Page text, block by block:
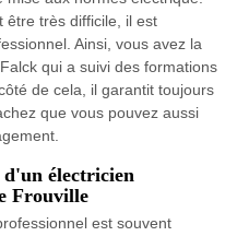
être très difficile, il est
Ainsi, vous avez la
qui a suivi des formations
de cela, il garantit toujours
que vous pouvez aussi
électricien
Frouville
est souvent